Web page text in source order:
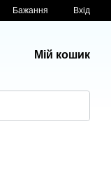
Бажання Вхід
Мій кошик